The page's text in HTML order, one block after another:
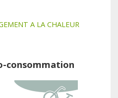
A LA CHALEUR
consommation